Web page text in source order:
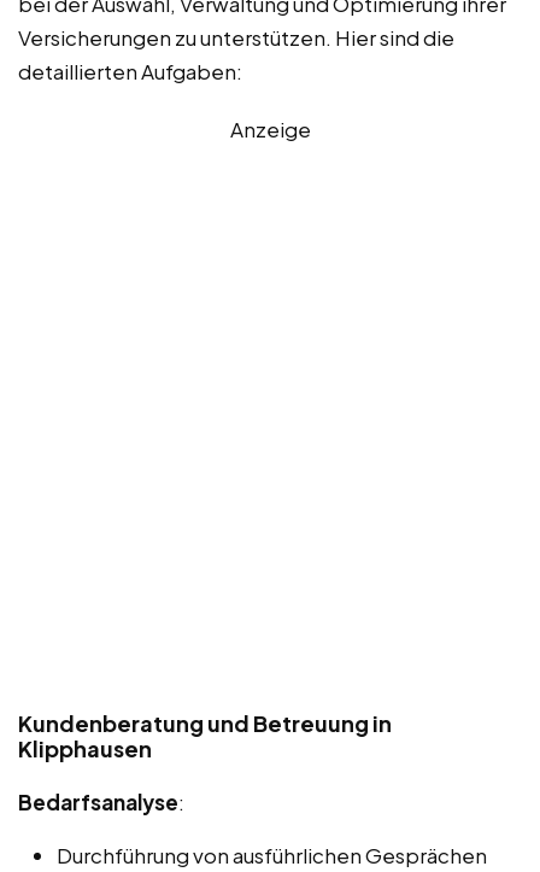
Versicherungen zu unterstützen. Hier sind die
detaillierten Aufgaben:
Anzeige
Kundenberatung und Betreuung in
Klipphausen
Bedarfsanalyse:
Durchführung von ausführlichen Gesprächen